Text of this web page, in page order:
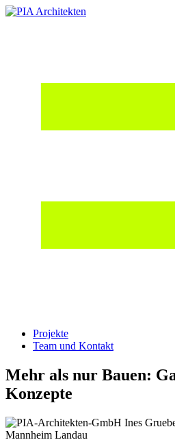
Projekte
Team und Kontakt
Mehr als nur Bauen:
Konzepte